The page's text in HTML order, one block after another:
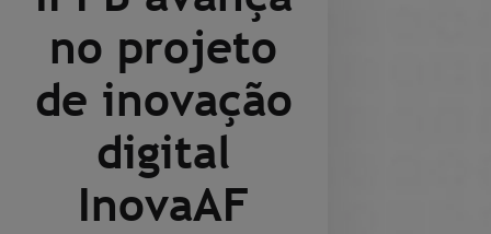
no projeto
de inovação
digital
InovaAF